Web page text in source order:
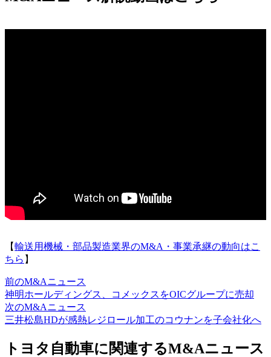
【輸送用機械・部品製造業界のM&A・事業承継の動向はこ
ちら 】
前のM&Aニュース
神明ホールディングス、コメックスをOICグループに売却
次のM&Aニュース
三井松島HDが感熱レジロール加工のコウナンを子会社化へ
トヨタ自動車に関連するM&Aニュース